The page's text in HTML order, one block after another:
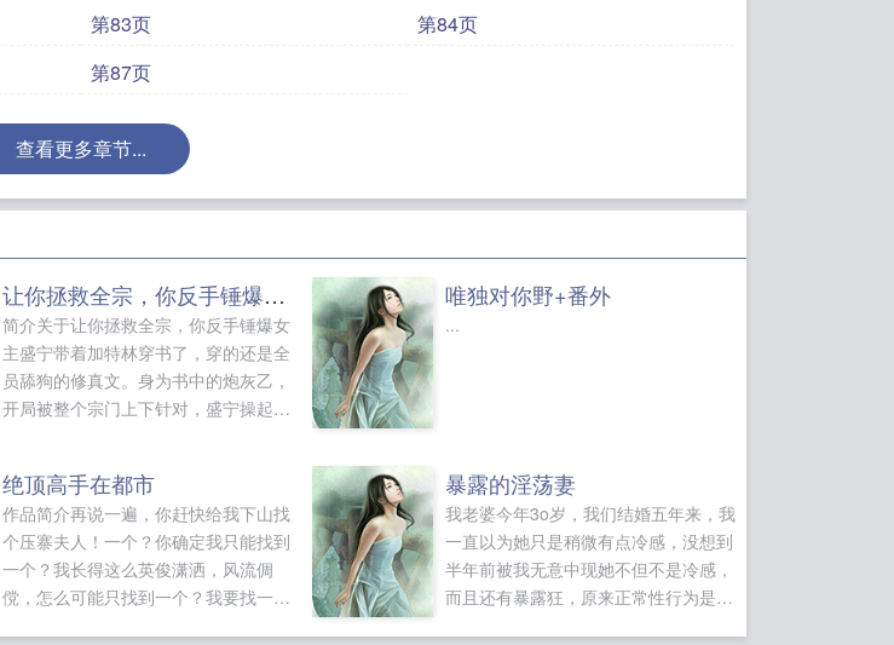
第83页
第84页
第87页
查看更多章节...
让你拯救全宗，你反手锤爆女主
简介关于让你拯救全宗，你反手锤爆女
主盛宁带着加特林穿书了，穿的还是全
员舔狗的修真文。身为书中的炮灰乙，
开局被整个宗门上下针对，盛宁操起加
下山路上也能遇到女主的舔狗。盛宁哦
豁，晦气！问被女主的舔狗捡回宗门是
什么感觉？答简直不要太爽！盛宁怎么
也没想到，书中女主的最强舔狗团无敌
宗，整个宗门上下都重生了。上一世被
女主残害灭门的无敌宗所有弟子，如今
唯独对你野+番外
...
绝顶高手在都市
作品简介再说一遍，你赶快给我下山找
个压寨夫人！一个？你确定我只能找到
一个？我长得这么英俊潇洒，风流倜
傥，怎么可能只找到一个？我要找一大
暴露的淫荡妻
我老婆今年3o岁，我们结婚五年来，我
一直以为她只是稍微有点冷感，没想到
半年前被我无意中现她不但不是冷感，
而且还有暴露狂，原来正常性行为是无